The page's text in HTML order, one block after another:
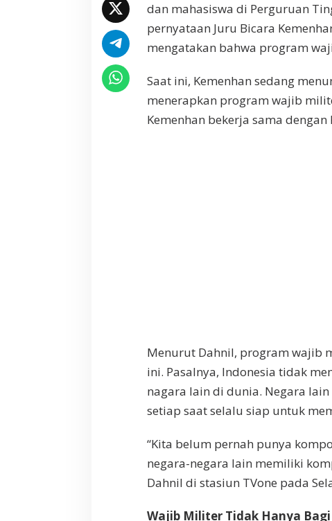
e
r
a
p
a
n
W
a
dan mahasiswa di Perguruan
pernyataan Juru Bicara
mengatakan bahwa program
Saat ini, Kemenhan sedang
menerapkan program wajib
Kemenhan bekerja sama dengan
Menurut Dahnil, program wajib
ini. Pasalnya, Indonesia tidak
nagara lain di dunia. Negara
setiap saat selalu siap untuk
“Kita belum pernah punya
negara-negara lain memiliki
Dahnil di stasiun TVone pada
Wajib Militer Tidak Hanya